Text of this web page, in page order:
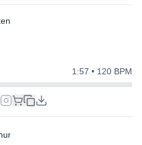
| Halten | Präsentation
1:57 • 120 BPM